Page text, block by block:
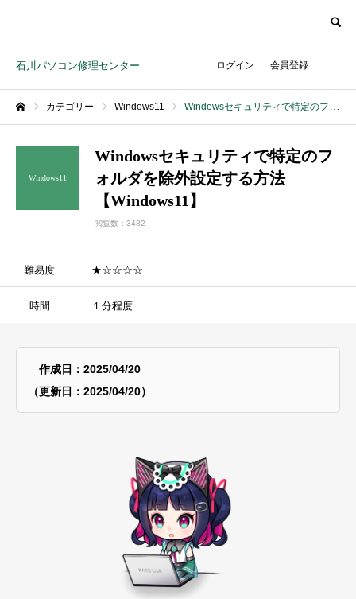
石川パソコン修理センター ログイン 会員登録
カテゴリー Windows11 Windowsセキュリティで特定のフォルダを除外設定する方法【Windows11】
Windows11
Windowsセキュリティで特定のフ
ォルダを除外設定する方法
【Windows11】
閲覧数：3482
難易度 ★☆☆☆☆
時間 １分程度
作成日：2025/04/20
（更新日：2025/04/20）